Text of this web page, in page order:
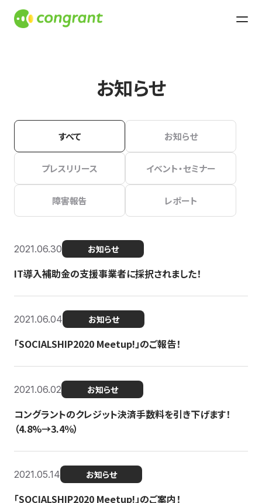
お知らせ
すべて お知らせ
プレスリリース イベント・セミナー
障害報告 レポート
2021.06.30 お知らせ
IT導入補助金の支援事業者に採択されました！
2021.06.04 お知らせ
「SOCIALSHIP2020 Meetup!」のご報告！
2021.06.02 お知らせ
コングラントのクレジット決済手数料を引き下げます！
（4.8%→3.4％）
2021.05.14 お知らせ
「SOCIALSHIP2020 Meetup!」のご案内！